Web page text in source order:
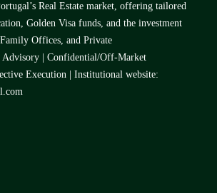
Real Estate market, offering tailored
Golden Visa funds, and the investment
Offices, and Private
Advisory | Confidential/Off-Market
Execution | Institutional website: